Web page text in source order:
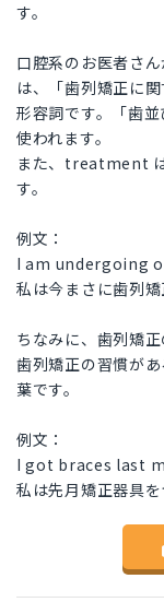
す。
口腔系のお医者さ
は、「歯列矯正に
形容詞です。「歯
使われます。
また、treatment
す。
例文：
I am undergoing
私は今まさに歯列矯
ちなみに、歯列矯
歯列矯正の習慣が
葉です。
例文：
I got braces last
私は先月矯正器具を